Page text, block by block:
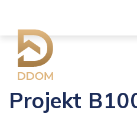
Projekt